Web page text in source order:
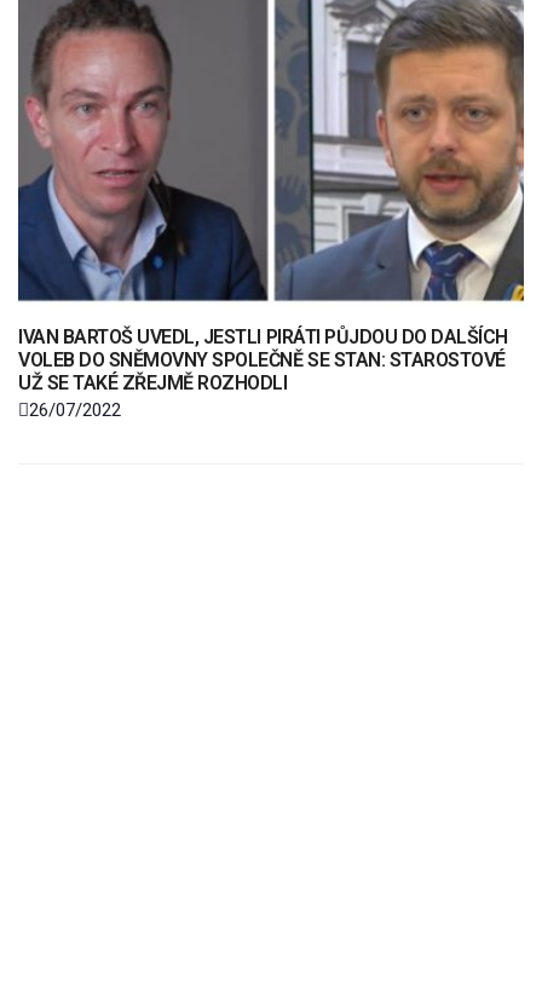
IVAN BARTOŠ UVEDL, JESTLI PIRÁTI PŮJDOU DO DALŠÍCH
VOLEB DO SNĚMOVNY SPOLEČNĚ SE STAN: STAROSTOVÉ
UŽ SE TAKÉ ZŘEJMĚ ROZHODLI
26/07/2022